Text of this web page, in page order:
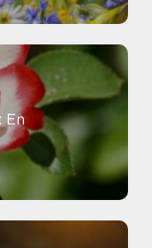
En